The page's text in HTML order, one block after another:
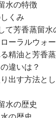
水の特徴
くみ
芳香蒸留水
ーラルウォ
精油と芳香
違いは？
出す方法と
水の歴史